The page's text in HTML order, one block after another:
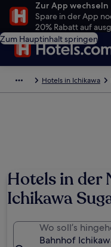
Zur App wechseln
Spare in der App
20% Rabatt auf
Zum Hauptinhalt springen
Hotels in Ichikawa
Hotels in der
Ichikawa
Wo soll’s
Bahnhof